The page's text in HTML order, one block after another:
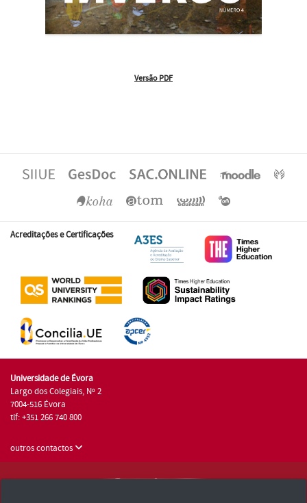
Versão PDF
Acreditações e Certificações
Universidade de Évora
Largo dos Colegiais, Nº 2
7004-516 Évora
tlf: +351 266 740 800
outros contactos